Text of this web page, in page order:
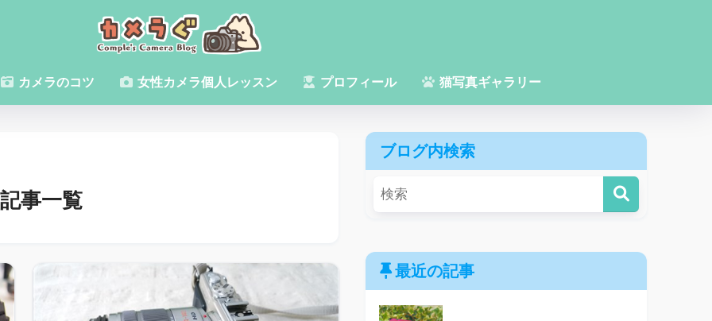
カメラのコツ 女性カメラ個人レッスン プロフィール 猫写真ギャラリー
事一覧
ブログ内検索
最近の記事